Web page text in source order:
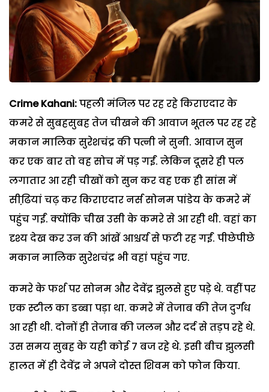
Crime Kahani:पहली मंजिल पर रह रहे किराएदार के
कमरे से सुबहसुबह तेज चीखने की आवाज भूतल पर रह रहे
मकान मालिक सुरेशचंद्र की पत्नी ने सुनी. आवाज सुन
कर एक बार तो वह सोच में पड़ गईं. लेकिन दूसरे ही पल
लगातार आ रही चीखों को सुन कर वह एक ही सांस में
सीढि़यां चढ़ कर किराएदार नर्स सोनम पांडेय के कमरे में
पहुंच गईं. क्योंकि चीख उसी के कमरे से आ रही थी. वहां का
दृश्य देख कर उन की आंखें आश्चर्य से फटी रह गईं. पीछेपीछे
मकान मालिक सुरेशचंद्र भी वहां पहुंच गए.
कमरे के फर्श पर सोनम और देवेंद्र झुलसे हुए पड़े थे. वहीं पर
एक स्टील का डब्बा पड़ा था. कमरे में तेजाब की तेज दुर्गंध
आ रही थी. दोनों ही तेजाब की जलन और दर्द से तड़प रहे थे.
उस समय सुबह के यही कोई 7 बज रहे थे. इसी बीच झुलसी
हालत में ही देवेंद्र ने अपने दोस्त शिवम को फोन किया.